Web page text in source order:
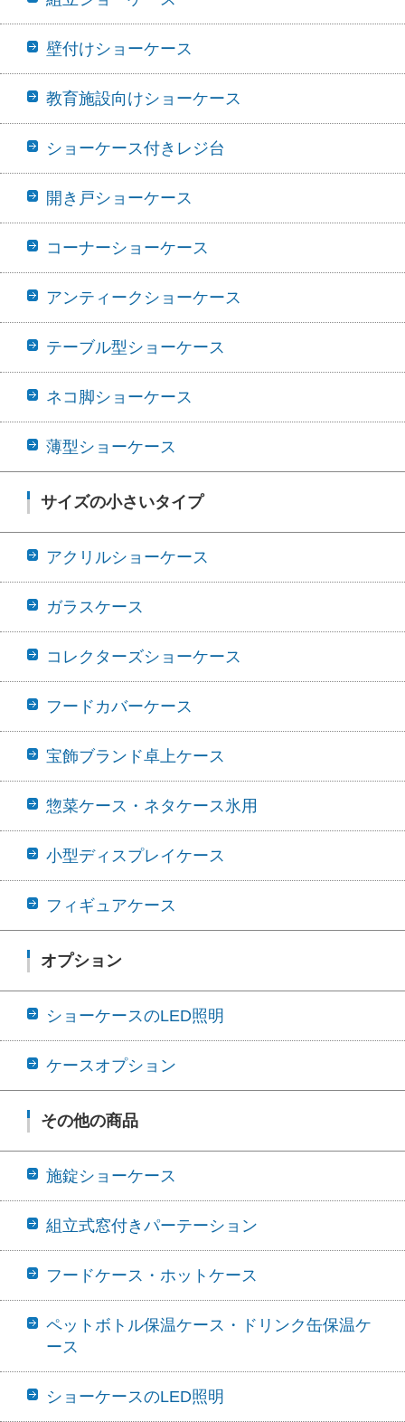
壁付けショーケース
教育施設向けショーケース
ショーケース付きレジ台
開き戸ショーケース
コーナーショーケース
アンティークショーケース
テーブル型ショーケース
ネコ脚ショーケース
薄型ショーケース
サイズの小さいタイプ
アクリルショーケース
ガラスケース
コレクターズショーケース
フードカバーケース
宝飾ブランド卓上ケース
惣菜ケース・ネタケース氷用
小型ディスプレイケース
フィギュアケース
オプション
ショーケースのLED照明
ケースオプション
その他の商品
施錠ショーケース
組立式窓付きパーテーション
フードケース・ホットケース
ペットボトル保温ケース・ドリンク缶保温ケ
ース
ショーケースのLED照明